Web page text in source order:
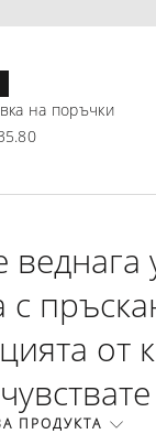
на поръчки
с
от
ПРОДУКТА